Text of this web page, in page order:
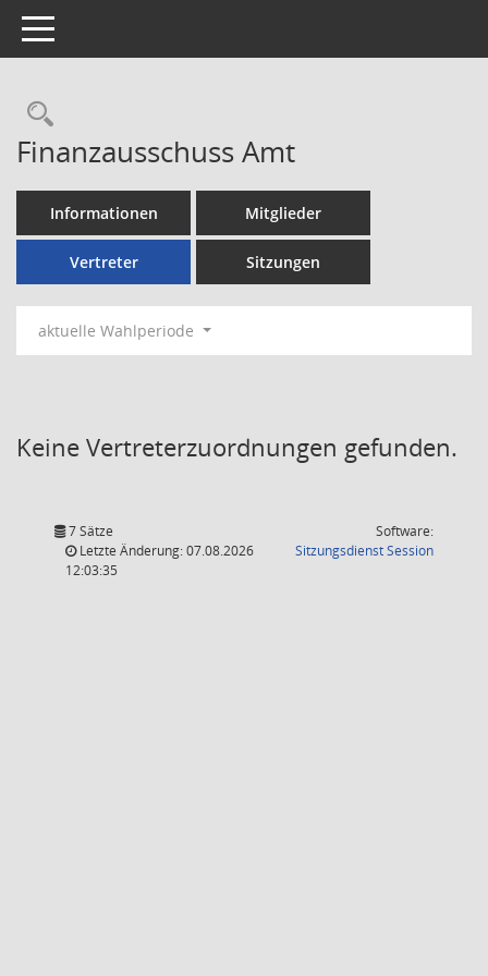
Toggle navigation
Rechercheauswahl
Finanzausschuss Amt
Informationen Mitglieder
Vertreter Sitzungen
aktuelle Wahlperiode
Keine Vertreterzuordnungen gefunden.
7 Sätze
Letzte Änderung: 07.08.2026
12:03:35
Software:
SitzungsdienstSession(Wird in